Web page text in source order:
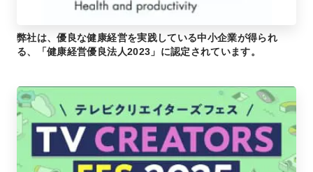
弊社は、優良な健康経営を実践している中小企業が得られ
る、「健康経営優良法人2023」に認定されています。